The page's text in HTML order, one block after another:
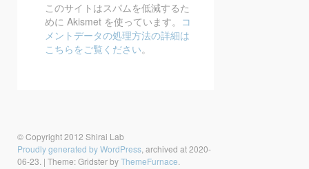
このサイトはスパムを低減するた
めに Akismet を使っています。 コ
メントデータの処理方法の詳細は
こちらをご覧ください。
© Copyright 2012 Shirai Lab
Proudly generated by WordPress , archived at 2020-
06-23. | Theme: Gridster byThemeFurnace